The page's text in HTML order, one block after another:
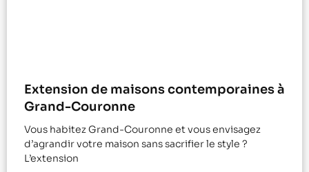
Extension de maisons contemporaines à
Grand-Couronne
Vous habitez Grand-Couronne et vous envisagez
d’agrandir votre maison sans sacrifier le style ?
L’extension